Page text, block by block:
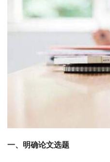
一、明确论文选题